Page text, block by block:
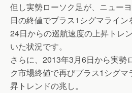
但し実勢ローソク足が、ニュー
日の終値でプラス1シグマライ
24日からの巡航速度の上昇トレ
いた状況です。
さらに、2013年3月6日から実勢
ク市場終値で再びプラス1シグ
昇トレンドの兆し。